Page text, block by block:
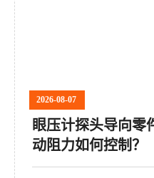
2026-08-07
眼压计探头导向零
动阻力如何控制？